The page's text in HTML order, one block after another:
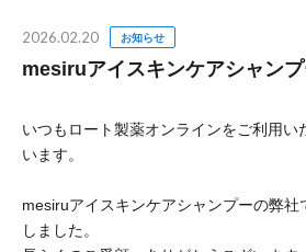
冬虫夏草 セノビック
メラノCC ケアセラ 美容サプ
成分から探す 注
2026.02.20 お知らせ
mesiruアイスキンケアシャン
いつもロート製薬オンラインをご利用い
います。
mesiruアイスキンケアシャンプーの弊社
しました。